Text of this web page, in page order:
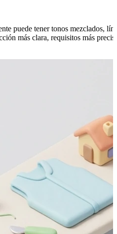
puede tener tonos mezclados,
más clara, requisitos más